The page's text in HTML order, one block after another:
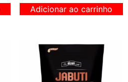
Adicionar ao carrinho